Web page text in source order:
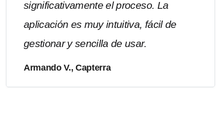
significativamente el proceso. La
aplicación es muy intuitiva, fácil de
gestionar y sencilla de usar.
Armando V., Capterra